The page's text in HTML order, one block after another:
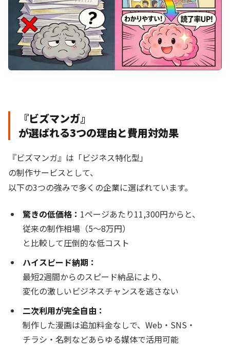
『ビズマンガ』
が選ばれる3つの理由と費用対効果
『ビズマンガ』は「ビジネス特化型」
の制作サービスとして、
以下の3つの強みで多くの企業に選ばれています。
驚きの低価格： 1ページあたり11,300円からと、
従来の制作相場（5〜8万円）
と比較して圧倒的な低コスト
ハイスピード納期：
最短2週間からのスピード納品により、
変化の激しいビジネスチャンスを逃さない
二次利用が完全自由：
制作した漫画は追加料金なしで、Web・SNS・
チラシ・名刺などあらゆる媒体で活用可能